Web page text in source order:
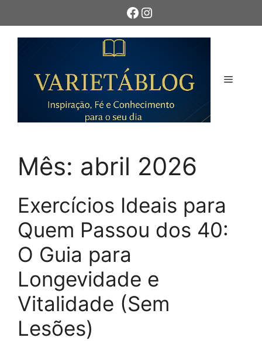
conteúdo
Facebook
Instagram
Menu
Mês: abril 2026
Exercícios Ideais para
Quem Passou dos 40:
O Guia para
Longevidade e
Vitalidade (Sem
Lesões)